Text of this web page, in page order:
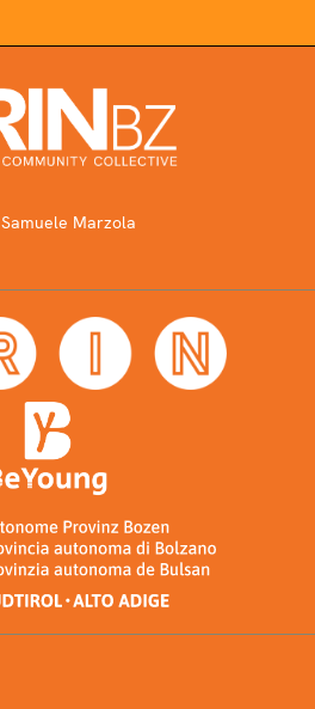
Samuele Marzola